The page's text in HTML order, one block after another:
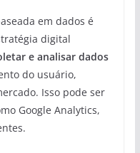
em dados é
digital
e analisar dados
do usuário,
Isso pode ser
Google Analytics,